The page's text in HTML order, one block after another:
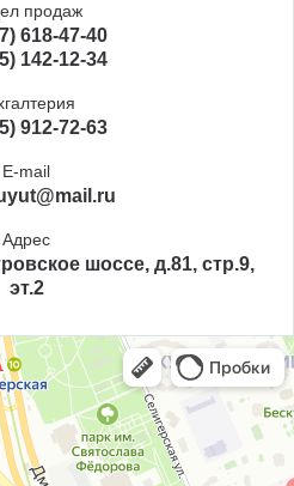
продаж
618-47-40
142-12-34
912-72-63
E-mail
Адрес
шоссе, д.81, стр.9,
эт.2